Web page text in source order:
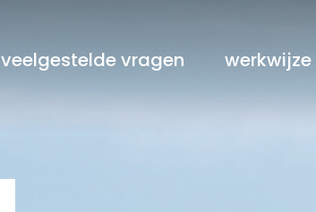
veelgestelde vragen werkwijze